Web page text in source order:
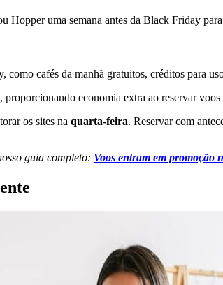
uma semana antes da Black Friday
como cafés da manhã gratuitos, créditos para
proporcionando economia extra ao reservar
os sites na quarta-feira. Reservar com
guia completo: Voos entram em promoção